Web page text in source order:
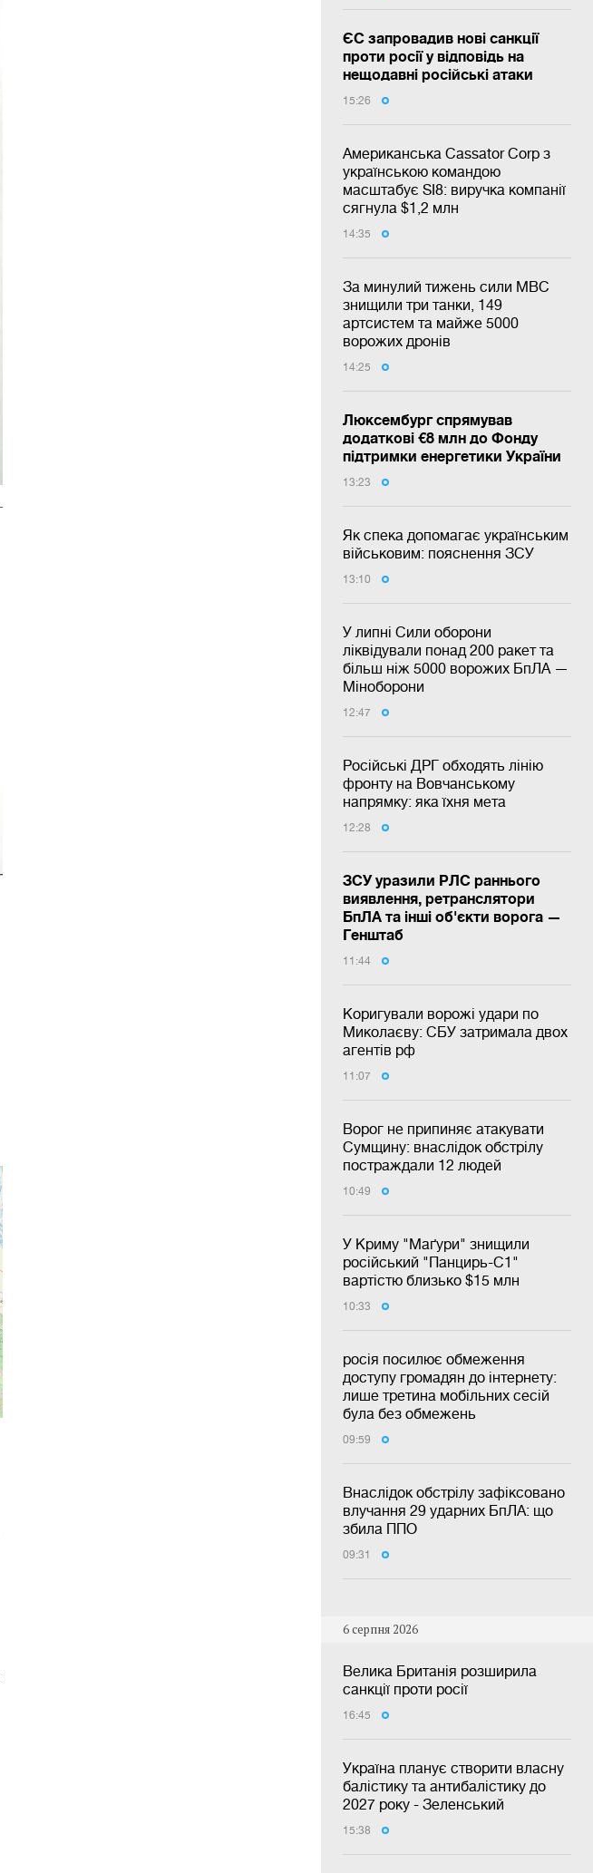
ЄС запровадив нові санкції
проти росії у відповідь на
нещодавні російські атаки
15:26
Американська Cassator Corp з
українською командою
масштабує SI8: виручка компанії
сягнула $1,2 млн
14:35
За минулий тижень сили МВС
знищили три танки, 149
артсистем та майже 5000
ворожих дронів
14:25
Люксембург спрямував
додаткові €8 млн до Фонду
підтримки енергетики України
13:23
Як спека допомагає українським
військовим: пояснення ЗСУ
13:10
У липні Сили оборони
ліквідували понад 200 ракет та
більш ніж 5000 ворожих БпЛА —
Міноборони
12:47
Російські ДРГ обходять лінію
фронту на Вовчанському
напрямку: яка їхня мета
12:28
ЗСУ уразили РЛС раннього
виявлення, ретранслятори
БпЛА та інші об'єкти ворога —
Генштаб
11:44
Коригували ворожі удари по
Миколаєву: СБУ затримала двох
агентів рф
11:07
Ворог не припиняє атакувати
Сумщину: внаслідок обстрілу
постраждали 12 людей
10:49
У Криму "Маґури" знищили
російський "Панцирь-С1"
вартістю близько $15 млн
10:33
росія посилює обмеження
доступу громадян до інтернету:
лише третина мобільних сесій
була без обмежень
09:59
Внаслідок обстрілу зафіксовано
влучання 29 ударних БпЛА: що
збила ППО
09:31
6 серпня 2026
Велика Британія розширила
санкції проти росії
16:45
Україна планує створити власну
балістику та антибалістику до
2027 року - Зеленський
15:38